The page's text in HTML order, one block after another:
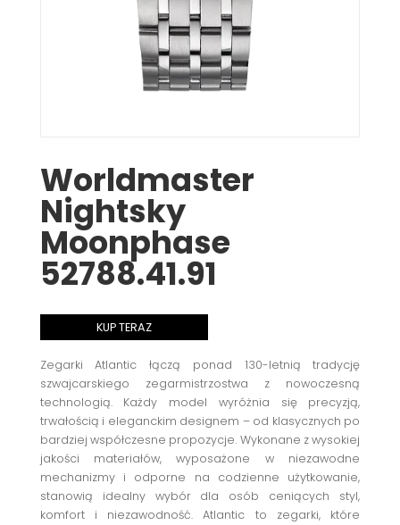
Worldmaster
Nightsky
Moonphase
52788.41.91
KUP TERAZ
Zegarki Atlantic łączą ponad 130-letnią tradycję
szwajcarskiego zegarmistrzostwa z nowoczesną
technologią. Każdy model wyróżnia się precyzją,
trwałością i eleganckim designem – od klasycznych po
bardziej współczesne propozycje. Wykonane z wysokiej
jakości materiałów, wyposażone w niezawodne
mechanizmy i odporne na codzienne użytkowanie,
stanowią idealny wybór dla osób ceniących styl,
komfort i niezawodność. Atlantic to zegarki, które